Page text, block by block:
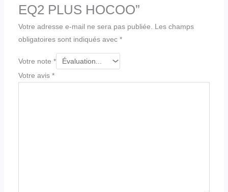
EQ2 PLUS HOCOO”
Votre adresse e-mail ne sera pas publiée.
Les champs
obligatoires sont indiqués avec *
Votre note *
Votre avis *